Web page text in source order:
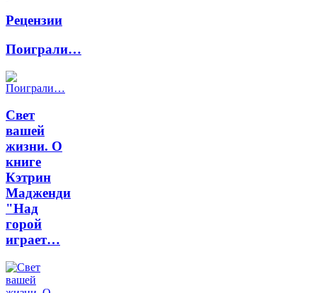
Рецензии
Поиграли…
Свет
вашей
жизни. О
книге
Кэтрин
Мадженди
"Над
горой
играет…